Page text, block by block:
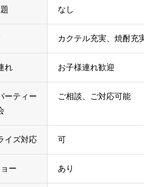
なし
カクテル充実、焼酎充実
れ お子様連れ歓迎
ーティー
ご相談、ご対応可能
イズ対応 可
ー あり